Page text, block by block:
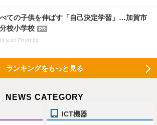
ての子供を伸ばす「自己決定学習」…加賀市
校小学校
PR
Fri 20:00
ランキングをもっと見る
NEWS CATEGORY
ICT機器